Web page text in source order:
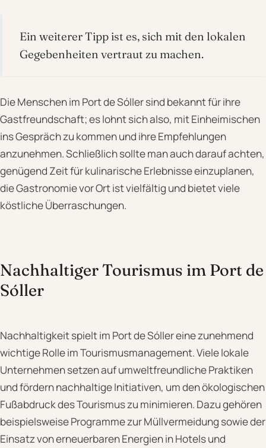
Ein weiterer Tipp ist es, sich mit den lokalen
Gegebenheiten vertraut zu machen.
Die Menschen im Port de Sóller sind bekannt für ihre
Gastfreundschaft; es lohnt sich also, mit Einheimischen
ins Gespräch zu kommen und ihre Empfehlungen
anzunehmen. Schließlich sollte man auch darauf achten,
genügend Zeit für kulinarische Erlebnisse einzuplanen,
die Gastronomie vor Ort ist vielfältig und bietet viele
köstliche Überraschungen.
Nachhaltiger Tourismus im Port de
Sóller
Nachhaltigkeit spielt im Port de Sóller eine zunehmend
wichtige Rolle im Tourismusmanagement. Viele lokale
Unternehmen setzen auf umweltfreundliche Praktiken
und fördern nachhaltige Initiativen, um den ökologischen
Fußabdruck des Tourismus zu minimieren. Dazu gehören
beispielsweise Programme zur Müllvermeidung sowie der
Einsatz von erneuerbaren Energien in Hotels und